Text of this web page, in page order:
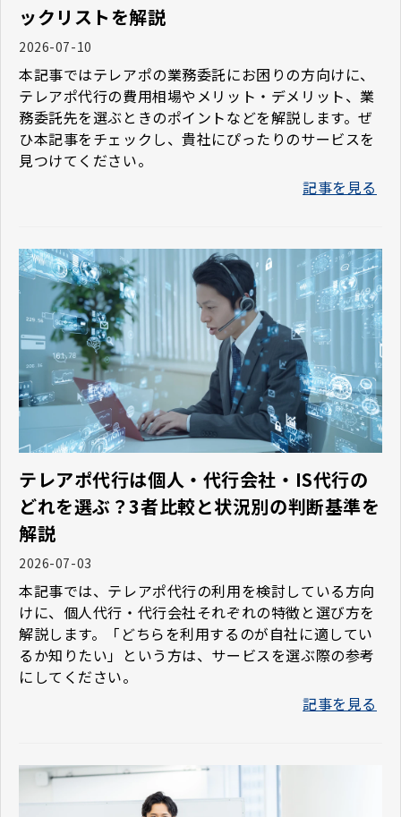
ックリストを解説
2026-07-10
本記事ではテレアポの業務委託にお困りの方向けに、
テレアポ代行の費用相場やメリット・デメリット、業
務委託先を選ぶときのポイントなどを解説します。ぜ
ひ本記事をチェックし、貴社にぴったりのサービスを
見つけてください。
記事を見る
テレアポ代行は個人・代行会社・IS代行の
どれを選ぶ？3者比較と状況別の判断基準を
解説
2026-07-03
本記事では、テレアポ代行の利用を検討している方向
けに、個人代行・代行会社それぞれの特徴と選び方を
解説します。「どちらを利用するのが自社に適してい
るか知りたい」という方は、サービスを選ぶ際の参考
にしてください。
記事を見る